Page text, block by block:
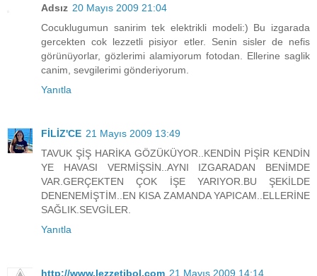
Adsız 20 Mayıs 2009 21:04
Cocuklugumun sanirim tek elektrikli modeli:) Bu izgarada
gercekten cok lezzetli pisiyor etler. Senin sisler de nefis
görünüyorlar, gözlerimi alamiyorum fotodan. Ellerine saglik
canim, sevgilerimi gönderiyorum.
Yanıtla
FİLİZ'CE 21 Mayıs 2009 13:49
TAVUK ŞİŞ HARİKA GÖZÜKÜYOR..KENDİN PİŞİR KENDİN
YE HAVASI VERMİŞSİN..AYNI IZGARADAN BENİMDE
VAR.GERÇEKTEN ÇOK İŞE YARIYOR.BU ŞEKİLDE
DENENEMİŞTİM..EN KISA ZAMANDA YAPICAM..ELLERİNE
SAĞLIK.SEVGİLER.
Yanıtla
http://www.lezzetibol.com 21 Mayıs 2009 14:14